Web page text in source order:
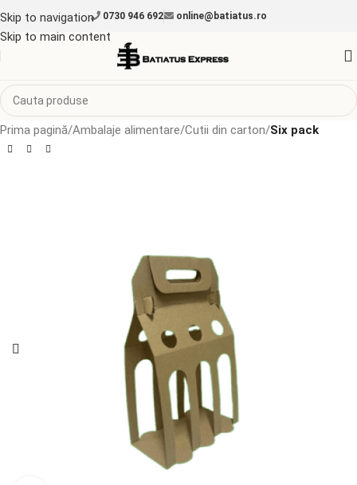
Skip to navigation
Skip to main content
0730 946 692 online@batiatus.ro
Prima pagină Ambalaje alimentare Cutii din carton Six pack